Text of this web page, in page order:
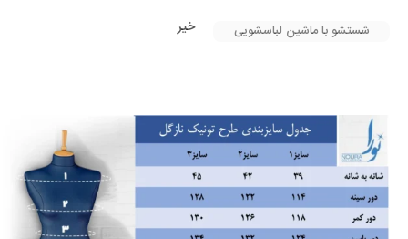
شستشو با ماشین لباسشویی خیر